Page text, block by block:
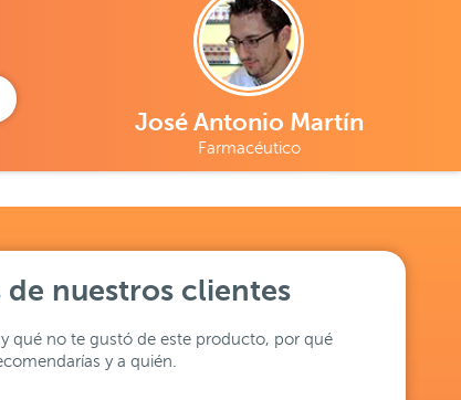
José Antonio Martín
Farmacéutico
nuestros clientes
qué no te gustó de este producto, por qué
y a quién.